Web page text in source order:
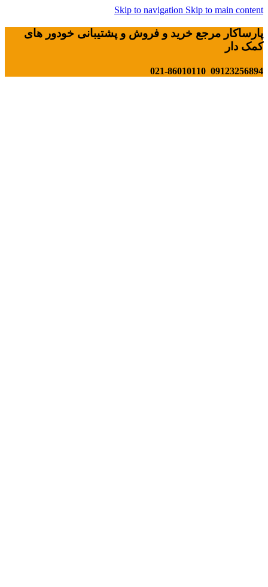
Skip to navigation Skip to main content
پارساکار مرجع خرید و فروش و پشتیبانی خودور های
کمک دار
09123256894 021-86010110